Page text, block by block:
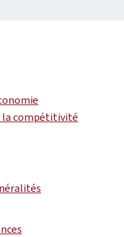
la compétitivité